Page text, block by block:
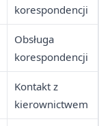
korespondencji
Obsługa
korespondencji
Kontakt z
kierownictwem